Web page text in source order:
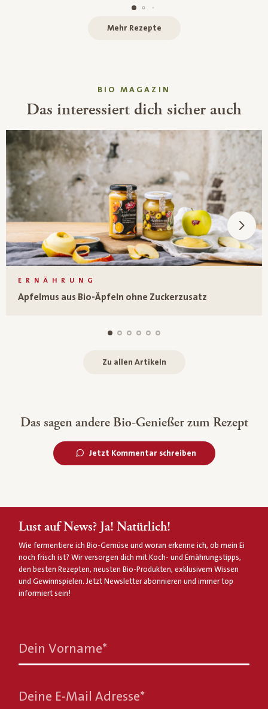
Mehr Rezepte
BIO MAGAZIN
Das interessiert dich sicher auch
ERNÄHRUNG
Apfelmus aus Bio-Äpfeln ohne Zuckerzusatz
Zu allen Artikeln
Das sagen andere Bio-Genießer zum Rezept
Jetzt Kommentar schreiben
Lust auf News? Ja! Natürlich!
Wie fermentiere ich Bio-Gemüse und woran erkenne ich, ob mein Ei
noch frisch ist? Wir versorgen dich mit Koch- und Ernährungstipps,
den besten Rezepten, neusten Bio-Produkten, exklusivem Wissen
und Gewinnspielen. Jetzt Newsletter abonnieren und immer top
informiert sein!
Dein Vorname*
Deine E-Mail Adresse*